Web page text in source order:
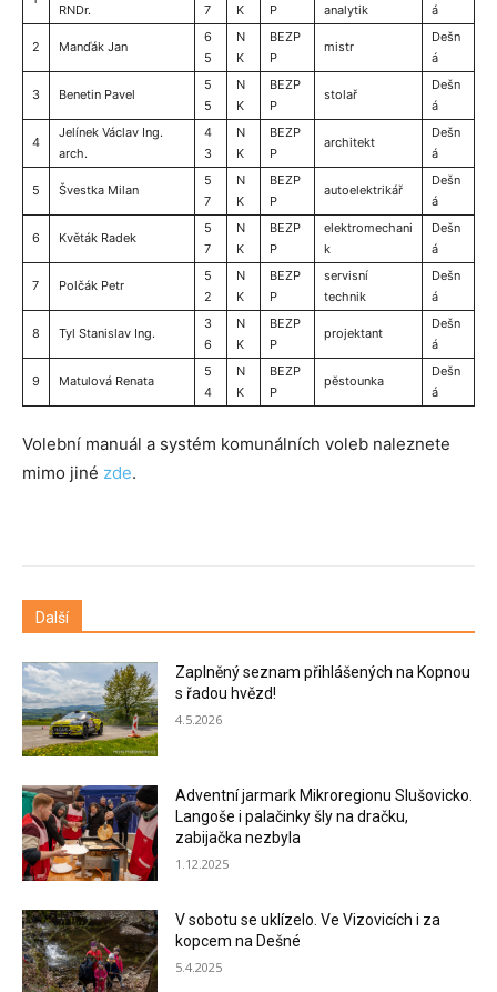
RNDr.
7
K
P
analytik
á
2 Manďák Jan
6
5
N
K
BEZP
P
mistr
Dešn
á
3 Benetin Pavel
5
5
N
K
BEZP
P
stolař
Dešn
á
4
Jelínek Václav Ing.
arch.
4
3
N
K
BEZP
P
architekt
Dešn
á
5 Švestka Milan
5
7
N
K
BEZP
P
autoelektrikář
Dešn
á
6 Květák Radek
5
7
N
K
BEZP
P
elektromechani
k
Dešn
á
7 Polčák Petr
5
2
N
K
BEZP
P
servisní
technik
Dešn
á
8 Tyl Stanislav Ing.
3
6
N
K
BEZP
P
projektant
Dešn
á
9 Matulová Renata
5
4
N
K
BEZP
P
pěstounka
Dešn
á
Volební manuál a systém komunálních voleb naleznete
mimo jiné zde.
Další
Zaplněný seznam přihlášených na Kopnou
s řadou hvězd!
4.5.2026
Adventní jarmark Mikroregionu Slušovicko.
Langoše i palačinky šly na dračku,
zabijačka nezbyla
1.12.2025
V sobotu se uklízelo. Ve Vizovicích i za
kopcem na Dešné
5.4.2025